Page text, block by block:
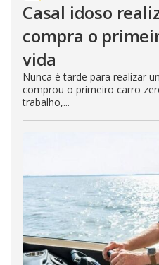
Casal idoso
compra o
vida
Nunca é tarde para realizar
comprou o primeiro carro
trabalho,...